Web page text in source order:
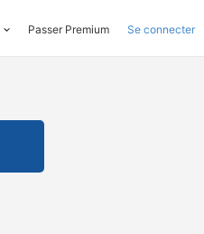
Passer Premium Se connecter